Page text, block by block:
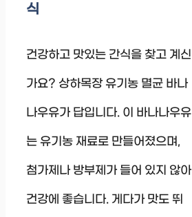
식
건강하고 맛있는 간식을 찾고 계신
가요? 상하목장 유기농 멸균 바나
나우유가 답입니다. 이 바나나우유
는 유기농 재료로 만들어졌으며,
첨가제나 방부제가 들어 있지 않아
건강에 좋습니다. 게다가 맛도 뛰